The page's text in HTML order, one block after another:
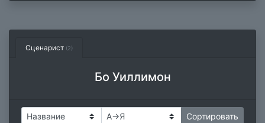
Сценарист (2)
Бо Уиллимон